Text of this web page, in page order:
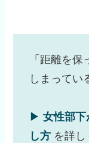
「距離を
しまってい
▶︎女性部下
し方 を詳